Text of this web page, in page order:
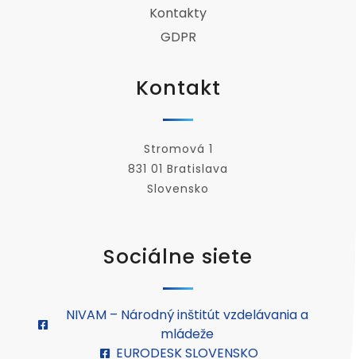
Kontakty
GDPR
Kontakt
Stromová 1
831 01 Bratislava
Slovensko
Sociálne siete
NIVAM – Národný inštitút vzdelávania a
mládeže
EURODESK SLOVENSKO